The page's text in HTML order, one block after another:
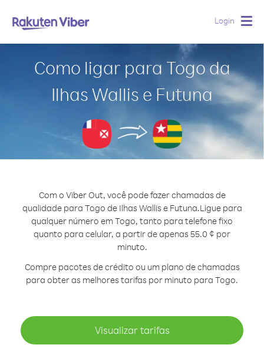
Login
Como ligar para Togo da
Ilhas Wallis e Futuna
Com o Viber Out, você pode fazer chamadas de
qualidade para Togo de Ilhas Wallis e Futuna.Ligue para
qualquer número em Togo, tanto para telefone fixo
quanto para celular, a partir de apenas 55.0 ¢ por
minuto.
Compre pacotes de crédito ou um plano de chamadas
para obter as melhores tarifas por minuto para Togo.
Visualizar tarifas